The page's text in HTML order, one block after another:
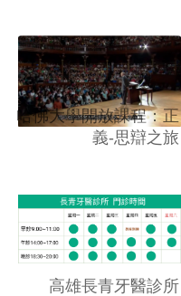
哈佛大學開放課程：正
義-思辯之旅
高雄長青牙醫診所